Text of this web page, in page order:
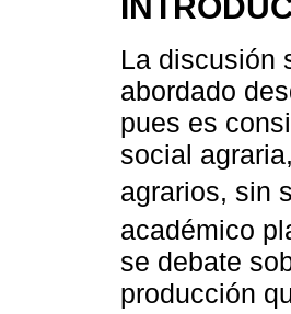
La discusión
abordado
pues es
social
agrarios, sin
académico
se debate
producción